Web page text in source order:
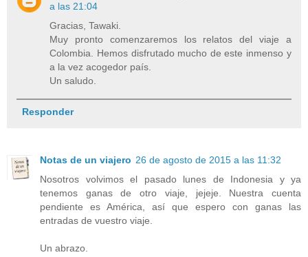
a las 21:04
Gracias, Tawaki.
Muy pronto comenzaremos los relatos del viaje a
Colombia. Hemos disfrutado mucho de este inmenso y
a la vez acogedor país.
Un saludo.
Responder
Notas de un viajero 26 de agosto de 2015 a las 11:32
Nosotros volvimos el pasado lunes de Indonesia y ya
tenemos ganas de otro viaje, jejeje. Nuestra cuenta
pendiente es América, así que espero con ganas las
entradas de vuestro viaje.
Un abrazo.